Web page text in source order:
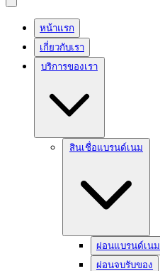
หน้าแรก
เกี่ยวกับเรา
บริการของเรา
สินเชื่อแบรนด์เนม
ผ่อนแบรนด์เนม
ผ่อนจบรับของ